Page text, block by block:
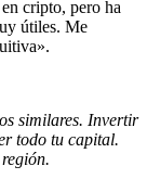
cripto, pero ha
útiles. Me
similares. Invertir
todo tu capital.